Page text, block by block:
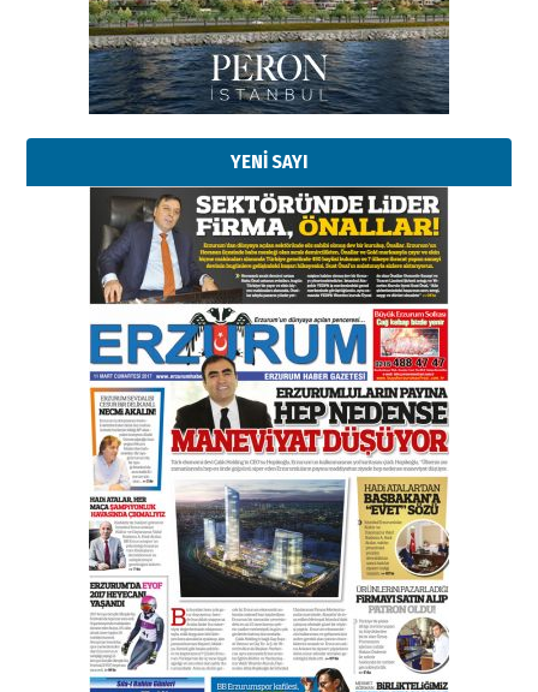
YENİ SAYI
02 Ağustos 2026 Pazar
Kadir SABUNCUOĞLU
Erzurumspor’un köşe taşları
29 Haziran 2026 Pazartesi
Kenan GÜLERCİ
Murat Şahsuvaroğlu ERKON’da
çıtayı yukarı taşırken,
yönetimdekiler aşağı
çekmemeli!
17 Şubat 2026 SalıOrhan BOZKURT
Bir fotoğraf, bir şehir, bir
gazeteci… Dizginler kimin
elinde?
31 Mart 2026 Salı
A. Berhan Yılmaz
BİR BÖLÜM DEĞİL, BİR ÖMÜR
SEÇİYORSUNUZ… “NEDEN
ATATÜRK ÜNİVERSİTESİ?”
28 Temmuz 2026 Salı
Ahmet Gökhan YAZICI
Ahmed Yesevi’den bir Alperen…
”Reisimiz” idi… Hakka yürüdü.!
26 Mart 2026 Perşembe
Cem Bakırcı
Ardında bıraktığı hatıralarıyla
gönül adamı Faruk Terzioğlu!